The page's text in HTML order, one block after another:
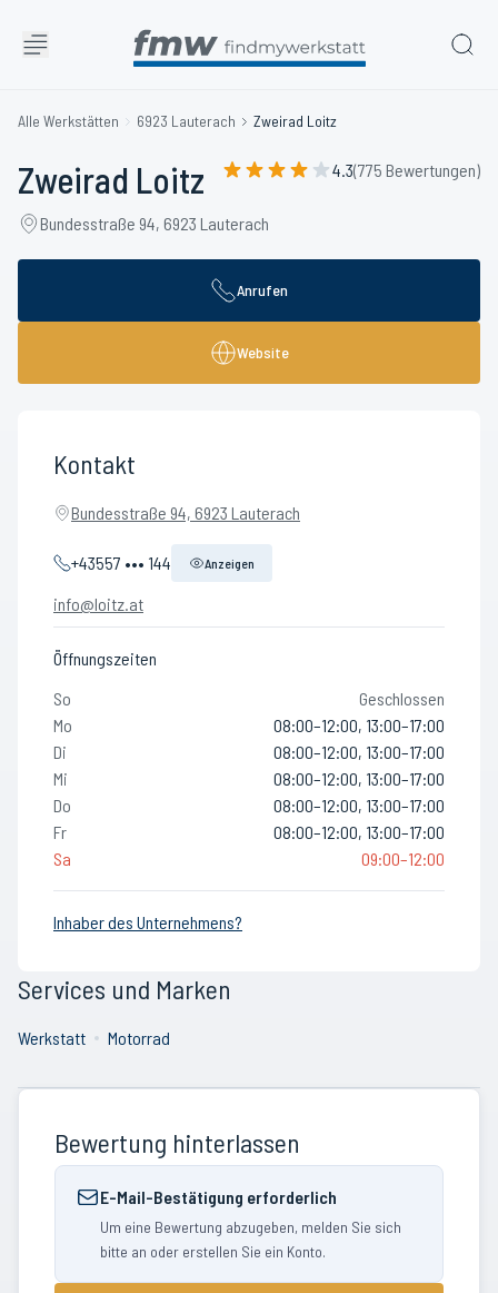
Alle Werkstätten 6923 Lauterach Zweirad Loitz
Zweirad Loitz 4.3(775 Bewertungen)
Bundesstraße 94, 6923 Lauterach
Anrufen
Website
Kontakt
Bundesstraße 94, 6923 Lauterach
+43557 ••• 144 Anzeigen
info@loitz.at
Öffnungszeiten
So
Geschlossen
Mo
08:00–12:00, 13:00–17:00
Di
08:00–12:00, 13:00–17:00
Mi
08:00–12:00, 13:00–17:00
Do
08:00–12:00, 13:00–17:00
Fr
08:00–12:00, 13:00–17:00
Sa
09:00–12:00
Inhaber des Unternehmens?
Services und Marken
Werkstatt Motorrad
Bewertung hinterlassen
E-Mail-Bestätigung erforderlich
Um eine Bewertung abzugeben, melden Sie sich
bitte an oder erstellen Sie ein Konto.